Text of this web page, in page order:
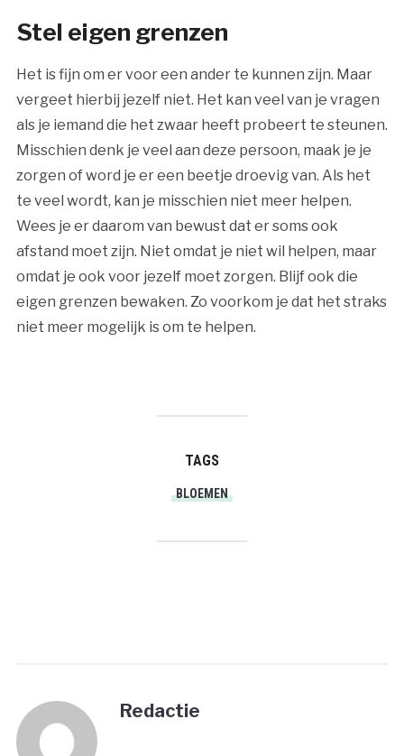
Stel eigen grenzen
Het is fijn om er voor een ander te kunnen zijn. Maar
vergeet hierbij jezelf niet. Het kan veel van je vragen
als je iemand die het zwaar heeft probeert te steunen.
Misschien denk je veel aan deze persoon, maak je je
zorgen of word je er een beetje droevig van. Als het
te veel wordt, kan je misschien niet meer helpen.
Wees je er daarom van bewust dat er soms ook
afstand moet zijn. Niet omdat je niet wil helpen, maar
omdat je ook voor jezelf moet zorgen. Blijf ook die
eigen grenzen bewaken. Zo voorkom je dat het straks
niet meer mogelijk is om te helpen.
TAGS
BLOEMEN
Redactie